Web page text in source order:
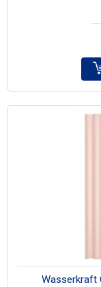
Wasserkraft